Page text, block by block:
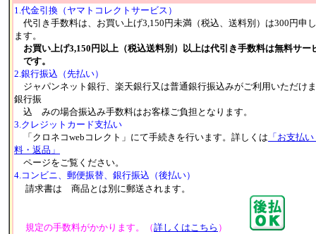
1.代金引換（ヤマトコレクトサービス）
代引き手数料は、お買い上げ3,150円未満（税込、送料別）は300円申
ます。
お買い上げ3,150円以上（税込送料別）以上は代引き手数料は無料サー
です。
2.銀行振込（先払い）
ジャパンネット銀行、楽天銀行又は普通銀行振込みがご利用いただけ
銀行振
込 みの場合振込み手数料はお客様ご負担となります。
3.クレジットカード支払い
「クロネコwebコレクト」にて手続きを行います。詳しくは 「お支払
料・返品」
ページをご覧ください。
4.コンビニ、郵便振替、銀行振込（後払い）
請求書は 商品とは別に郵送されます。
規定の手数料がかかります。（詳しくはこちら ）